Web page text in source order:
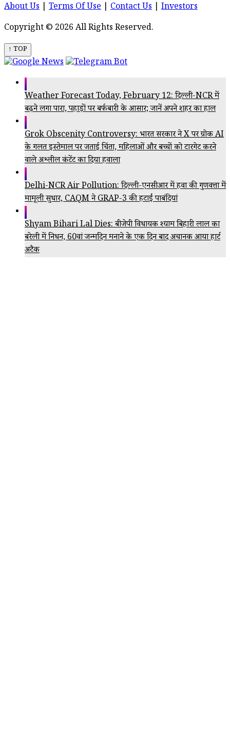
About Us Terms Of Use Contact Us
Investors
Copyright © 2026 All Rights Reserved.
↑ TOP
Weather Forecast Today, February 12: दिल्ली-NCR में
बढ़ने लगा पारा, पहाड़ों पर बर्फबारी के आसार; जानें अपने शहर का हाल
Grok Obscenity Controversy: भारत सरकार ने X पर ग्रोक AI
के गलत इस्तेमाल पर जताई चिंता, महिलाओं और बच्चों को टारगेट करने
वाले अश्लील कंटेंट का दिया हवाला
Delhi-NCR Air Pollution: दिल्ली-एनसीआर में हवा की गुणवत्ता में
मामूली सुधार, CAQM ने GRAP-3 की हटाईं पाबंदियां
Shyam Bihari Lal Dies: बीजेपी विधायक श्याम बिहारी लाल का
बरेली में निधन, 60वां जन्मदिन मनाने के एक दिन बाद अचानक आया हार्ट
अटैक